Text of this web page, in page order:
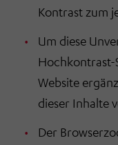
Kontrast zum
Um diese
Hochkontrast-
Website
dieser Inhalte
Der